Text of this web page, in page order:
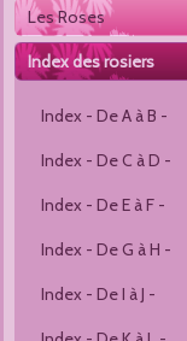
Les Roses
Index des rosiers
Index - De A à B -
Index - De C à D -
Index - De E à F -
Index - De G à H -
Index - De I à J -